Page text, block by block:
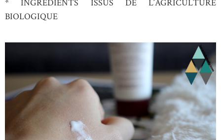
* INGRÉDIENTS ISSUS DE L´AGRICULTURE
BIOLOGIQUE